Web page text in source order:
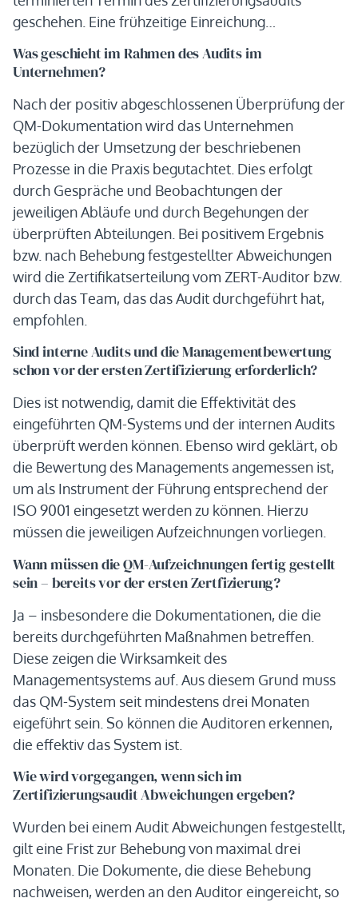
geschehen. Eine frühzeitige Einreichung…
Was geschieht im Rahmen des Audits im
Unternehmen?
Nach der positiv abgeschlossenen Überprüfung der
QM-Dokumentation wird das Unternehmen
bezüglich der Umsetzung der beschriebenen
Prozesse in die Praxis begutachtet. Dies erfolgt
durch Gespräche und Beobachtungen der
jeweiligen Abläufe und durch Begehungen der
überprüften Abteilungen. Bei positivem Ergebnis
bzw. nach Behebung festgestellter Abweichungen
wird die Zertifikatserteilung vom ZERT-Auditor bzw.
durch das Team, das das Audit durchgeführt hat,
empfohlen.
Sind interne Audits und die Managementbewertung
schon vor der ersten Zertifizierung erforderlich?
Dies ist notwendig, damit die Effektivität des
eingeführten QM-Systems und der internen Audits
überprüft werden können. Ebenso wird geklärt, ob
die Bewertung des Managements angemessen ist,
um als Instrument der Führung entsprechend der
ISO 9001 eingesetzt werden zu können. Hierzu
müssen die jeweiligen Aufzeichnungen vorliegen.
Wann müssen die QM-Aufzeichnungen fertig gestellt
sein – bereits vor der ersten Zertfizierung?
Ja – insbesondere die Dokumentationen, die die
bereits durchgeführten Maßnahmen betreffen.
Diese zeigen die Wirksamkeit des
Managementsystems auf. Aus diesem Grund muss
das QM-System seit mindestens drei Monaten
eigeführt sein. So können die Auditoren erkennen,
die effektiv das System ist.
Wie wird vorgegangen, wenn sich im
Zertifizierungsaudit Abweichungen ergeben?
Wurden bei einem Audit Abweichungen festgestellt,
gilt eine Frist zur Behebung von maximal drei
Monaten. Die Dokumente, die diese Behebung
nachweisen, werden an den Auditor eingereicht, so